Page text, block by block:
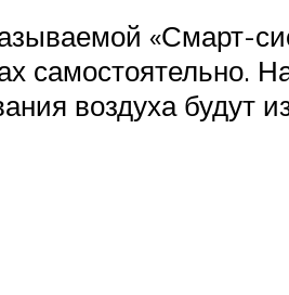
«Смарт-
самостоятельно.
воздуха будут